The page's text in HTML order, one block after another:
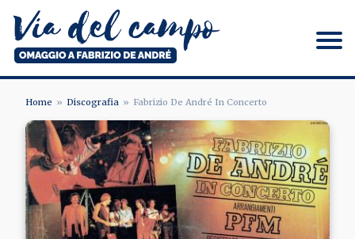
contenuto
principale
Via del campo
BRICIOLE
DI
PANE
Home Discografia Fabrizio De André In Concerto
Image